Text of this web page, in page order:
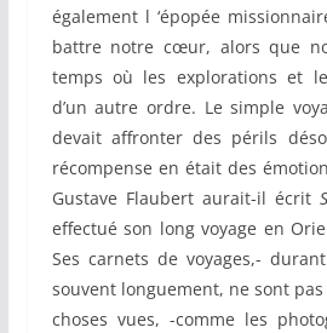
également l ‘épopée
battre notre cœur, alors que
temps où les explorations et
d’un autre ordre. Le simple
devait affronter des périls
récompense en était des
Gustave Flaubert aurait-il écrit
effectué son long voyage en
Ses carnets de voyages,-
souvent longuement, ne sont
choses vues, -comme les